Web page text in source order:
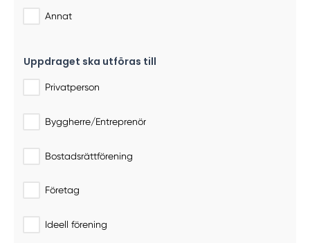
Annat
Uppdraget ska utföras till
Privatperson
Byggherre/Entreprenör
Bostadsrättförening
Företag
Ideell förening